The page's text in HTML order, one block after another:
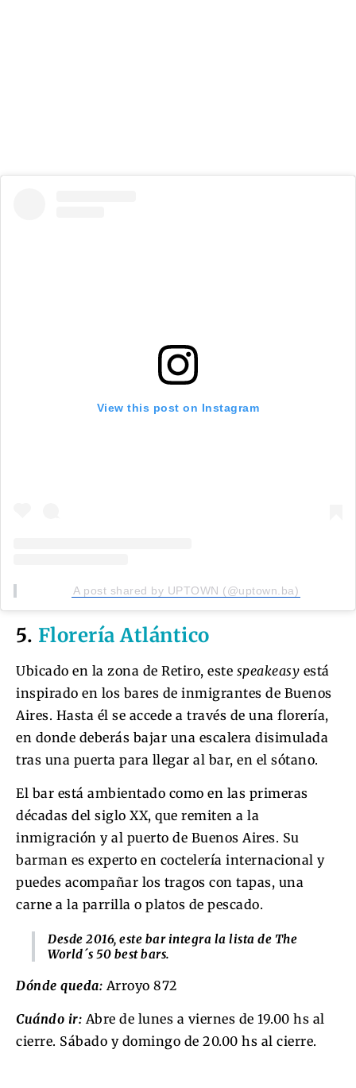
View this post on Instagram
A post shared by UPTOWN (@uptown.ba)
5. Florería Atlántico
Ubicado en la zona de Retiro, este speakeasy está
inspirado en los bares de inmigrantes de Buenos
Aires. Hasta él se accede a través de una florería,
en donde deberás bajar una escalera disimulada
tras una puerta para llegar al bar, en el sótano.
El bar está ambientado como en las primeras
décadas del siglo XX, que remiten a la
inmigración y al puerto de Buenos Aires. Su
barman es experto en coctelería internacional y
puedes acompañar los tragos con tapas, una
carne a la parrilla o platos de pescado.
Desde 2016, este bar integra la lista de The
World´s 50 best bars.
Dónde queda: Arroyo 872
Cuándo ir: Abre de lunes a viernes de 19.00 hs al
cierre. Sábado y domingo de 20.00 hs al cierre.